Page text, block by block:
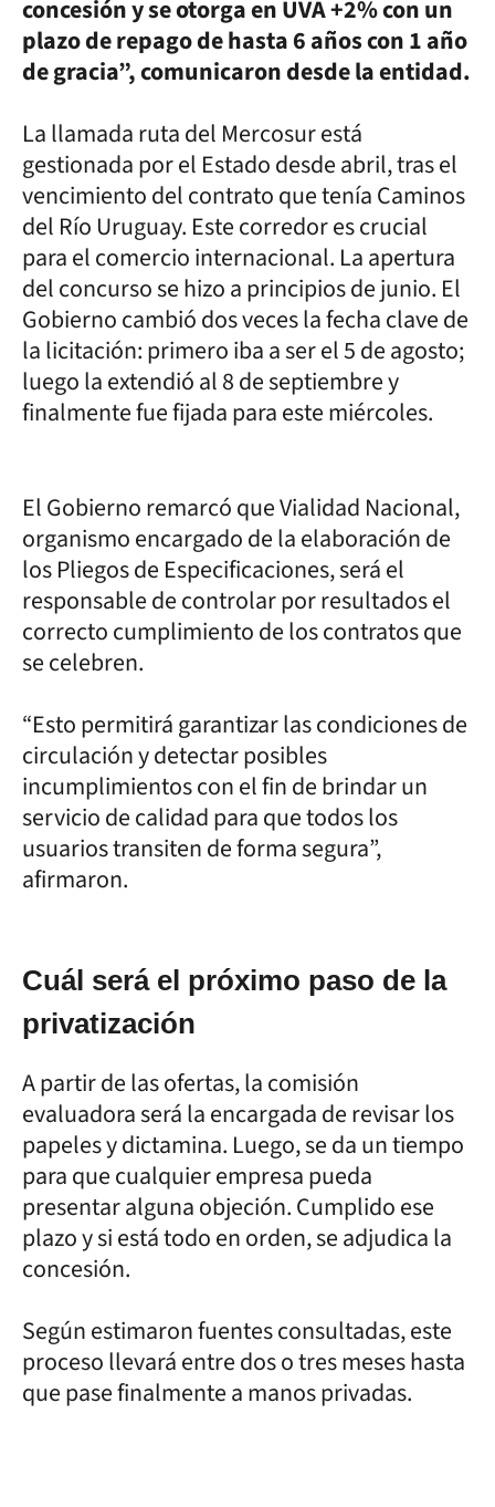
concesión y se otorga en UVA +2% con un
plazo de repago de hasta 6 años con 1 año
de gracia”, comunicaron desde la entidad.
La llamada ruta del Mercosur está
gestionada por el Estado desde abril, tras el
vencimiento del contrato que tenía Caminos
del Río Uruguay. Este corredor es crucial
para el comercio internacional. La apertura
del concurso se hizo a principios de junio. El
Gobierno cambió dos veces la fecha clave de
la licitación: primero iba a ser el 5 de agosto;
luego la extendió al 8 de septiembre y
finalmente fue fijada para este miércoles.
El Gobierno remarcó que Vialidad Nacional,
organismo encargado de la elaboración de
los Pliegos de Especificaciones, será el
responsable de controlar por resultados el
correcto cumplimiento de los contratos que
se celebren.
“Esto permitirá garantizar las condiciones de
circulación y detectar posibles
incumplimientos con el fin de brindar un
servicio de calidad para que todos los
usuarios transiten de forma segura”,
afirmaron.
Cuál será el próximo paso de la
privatización
A partir de las ofertas, la comisión
evaluadora será la encargada de revisar los
papeles y dictamina. Luego, se da un tiempo
para que cualquier empresa pueda
presentar alguna objeción. Cumplido ese
plazo y si está todo en orden, se adjudica la
concesión.
Según estimaron fuentes consultadas, este
proceso llevará entre dos o tres meses hasta
que pase finalmente a manos privadas.